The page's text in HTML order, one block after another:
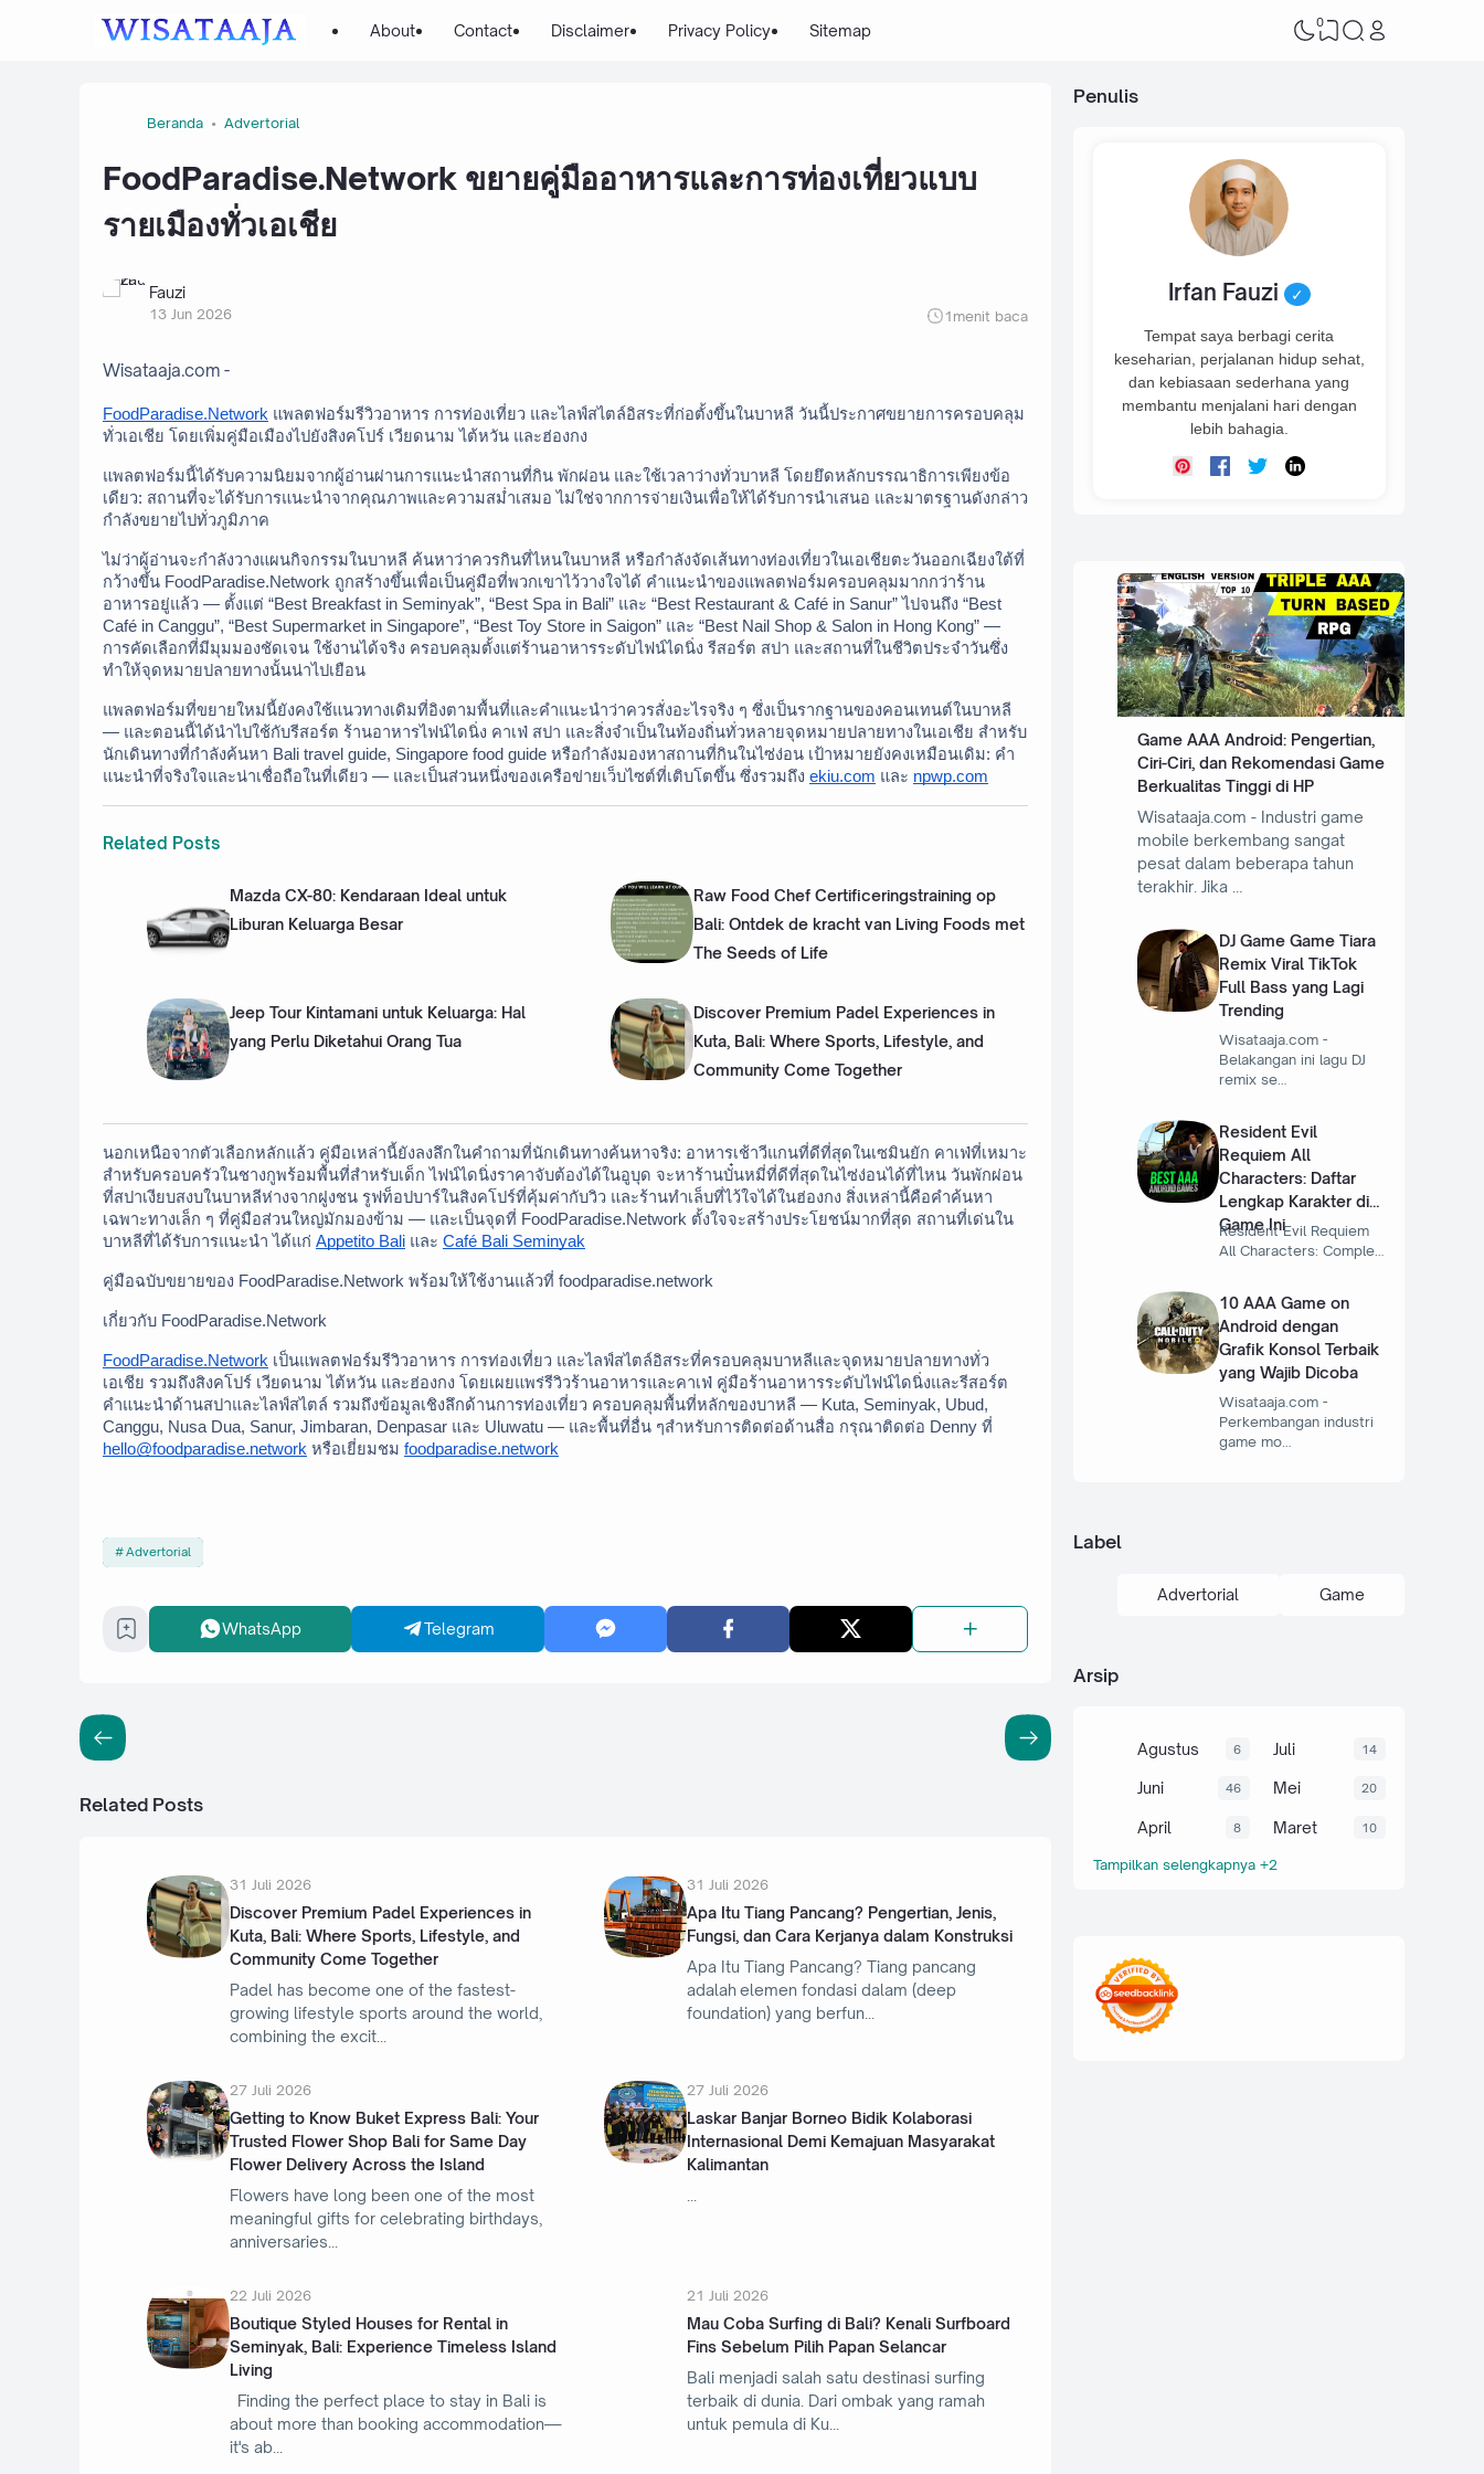
About Contact Disclaimer Privacy Policy Sitemap 0
Beranda Advertorial
FoodParadise.Network ขยายคู่มืออาหารและการท่องเที่ยวแบบ
รายเมืองทั่วเอเชีย
Fauzi
13 Jun 2026 1menit baca
Wisataaja.com -
FoodParadise.Network แพลตฟอร์มรีวิวอาหาร การท่องเที่ยว และไลฟ์สไตล์อิสระที่ก่อตั้งขึ้นในบาหลี วันนี้ประกาศขยายการครอบคลุม
ทั่วเอเชีย โดยเพิ่มคู่มือเมืองไปยังสิงคโปร์ เวียดนาม ไต้หวัน และฮ่องกง
แพลตฟอร์มนี้ได้รับความนิยมจากผู้อ่านผ่านการแนะนำสถานที่กิน พักผ่อน และใช้เวลาว่างทั่วบาหลี โดยยึดหลักบรรณาธิการเพียงข้อ
เดียว: สถานที่จะได้รับการแนะนำจากคุณภาพและความสม่ำเสมอ ไม่ใช่จากการจ่ายเงินเพื่อให้ได้รับการนำเสนอ และมาตรฐานดังกล่าว
กำลังขยายไปทั่วภูมิภาค
ไม่ว่าผู้อ่านจะกำลังวางแผนกิจกรรมในบาหลี ค้นหาว่าควรกินที่ไหนในบาหลี หรือกำลังจัดเส้นทางท่องเที่ยวในเอเชียตะวันออกเฉียงใต้ที่
กว้างขึ้น FoodParadise.Network ถูกสร้างขึ้นเพื่อเป็นคู่มือที่พวกเขาไว้วางใจได้ คำแนะนำของแพลตฟอร์มครอบคลุมมากกว่าร้าน
อาหารอยู่แล้ว — ตั้งแต่ “Best Breakfast in Seminyak”, “Best Spa in Bali” และ “Best Restaurant & Café in Sanur” ไปจนถึง “Best
Café in Canggu”, “Best Supermarket in Singapore”, “Best Toy Store in Saigon” และ “Best Nail Shop & Salon in Hong Kong” —
การคัดเลือกที่มีมุมมองชัดเจน ใช้งานได้จริง ครอบคลุมตั้งแต่ร้านอาหารระดับไฟน์ไดนิ่ง รีสอร์ต สปา และสถานที่ในชีวิตประจำวันซึ่ง
ทำให้จุดหมายปลายทางนั้นน่าไปเยือน
แพลตฟอร์มที่ขยายใหม่นี้ยังคงใช้แนวทางเดิมที่อิงตามพื้นที่และคำแนะนำว่าควรสั่งอะไรจริง ๆ ซึ่งเป็นรากฐานของคอนเทนต์ในบาหลี
— และตอนนี้ได้นำไปใช้กับรีสอร์ต ร้านอาหารไฟน์ไดนิ่ง คาเฟ่ สปา และสิ่งจำเป็นในท้องถิ่นทั่วหลายจุดหมายปลายทางในเอเชีย สำหรับ
นักเดินทางที่กำลังค้นหา Bali travel guide, Singapore food guide หรือกำลังมองหาสถานที่กินในไซ่ง่อน เป้าหมายยังคงเหมือนเดิม: คำ
แนะนำที่จริงใจและน่าเชื่อถือในที่เดียว — และเป็นส่วนหนึ่งของเครือข่ายเว็บไซต์ที่เติบโตขึ้น ซึ่งรวมถึง ekiu.com และ npwp.com
Related Posts
Mazda CX-80: Kendaraan Ideal untuk
Liburan Keluarga Besar
Raw Food Chef Certificeringstraining op
Bali: Ontdek de kracht van Living Foods met
The Seeds of Life
Jeep Tour Kintamani untuk Keluarga: Hal
yang Perlu Diketahui Orang Tua
Discover Premium Padel Experiences in
Kuta, Bali: Where Sports, Lifestyle, and
Community Come Together
นอกเหนือจากตัวเลือกหลักแล้ว คู่มือเหล่านี้ยังลงลึกในคำถามที่นักเดินทางค้นหาจริง: อาหารเช้าวีแกนที่ดีที่สุดในเซมินยัก คาเฟ่ที่เหมาะ
สำหรับครอบครัวในชางกูพร้อมพื้นที่สำหรับเด็ก ไฟน์ไดนิ่งราคาจับต้องได้ในอูบุด จะหาร้านบั๋นหมี่ที่ดีที่สุดในไซ่ง่อนได้ที่ไหน วันพักผ่อน
ที่สปาเงียบสงบในบาหลีห่างจากฝูงชน รูฟท็อปบาร์ในสิงคโปร์ที่คุ้มค่ากับวิว และร้านทำเล็บที่ไว้ใจได้ในฮ่องกง สิ่งเหล่านี้คือคำค้นหา
เฉพาะทางเล็ก ๆ ที่คู่มือส่วนใหญ่มักมองข้าม — และเป็นจุดที่ FoodParadise.Network ตั้งใจจะสร้างประโยชน์มากที่สุด สถานที่เด่นใน
บาหลีที่ได้รับการแนะนำ ได้แก่ Appetito Bali และ Café Bali Seminyak
คู่มือฉบับขยายของ FoodParadise.Network พร้อมให้ใช้งานแล้วที่ foodparadise.network
เกี่ยวกับ FoodParadise.Network
FoodParadise.Network เป็นแพลตฟอร์มรีวิวอาหาร การท่องเที่ยว และไลฟ์สไตล์อิสระที่ครอบคลุมบาหลีและจุดหมายปลายทางทั่ว
เอเชีย รวมถึงสิงคโปร์ เวียดนาม ไต้หวัน และฮ่องกง โดยเผยแพร่รีวิวร้านอาหารและคาเฟ่ คู่มือร้านอาหารระดับไฟน์ไดนิ่งและรีสอร์ต
คำแนะนำด้านสปาและไลฟ์สไตล์ รวมถึงข้อมูลเชิงลึกด้านการท่องเที่ยว ครอบคลุมพื้นที่หลักของบาหลี — Kuta, Seminyak, Ubud,
hello@foodparadise.network หรือเยี่ยมชม foodparadise.network
Advertorial
WhatsApp Telegram
Related Posts
31 Juli 2026
Discover Premium Padel Experiences in
Kuta, Bali: Where Sports, Lifestyle, and
Community Come Together
Padel has become one of the fastest-
growing lifestyle sports around the world,
combining the excit
31 Juli 2026
Apa Itu Tiang Pancang? Pengertian, Jenis,
Fungsi, dan Cara Kerjanya dalam Konstruksi
Apa Itu Tiang Pancang? Tiang pancang
adalah elemen fondasi dalam (deep
foundation) yang berfun
27 Juli 2026
Getting to Know Buket Express Bali: Your
Trusted Flower Shop Bali for Same Day
Flower Delivery Across the Island
Flowers have long been one of the most
meaningful gifts for celebrating birthdays,
anniversaries
27 Juli 2026
Laskar Banjar Borneo Bidik Kolaborasi
Internasional Demi Kemajuan Masyarakat
Kalimantan
22 Juli 2026
Boutique Styled Houses for Rental in
Seminyak, Bali: Experience Timeless Island
Living
Finding the perfect place to stay in Bali is
about more than booking accommodation—
it's ab
21 Juli 2026
Mau Coba Surfing di Bali? Kenali Surfboard
Fins Sebelum Pilih Papan Selancar
Bali menjadi salah satu destinasi surfing
terbaik di dunia. Dari ombak yang ramah
untuk pemula di Ku
Penulis
Irfan Fauzi ✓
Tempat saya berbagi cerita
keseharian, perjalanan hidup sehat,
dan kebiasaan sederhana yang
membantu menjalani hari dengan
lebih bahagia.
Game AAA Android: Pengertian,
Ciri-Ciri, dan Rekomendasi Game
Berkualitas Tinggi di HP
Wisataaja.com - Industri game
mobile berkembang sangat
pesat dalam beberapa tahun
terakhir. Jika …
DJ Game Game Tiara
Remix Viral TikTok
Full Bass yang Lagi
Trending
Wisataaja.com -
Belakangan ini lagu DJ
remix se…
Resident Evil
Requiem All
Characters: Daftar
Lengkap Karakter di
Game Ini
Resident Evil Requiem
All Characters: Comple…
10 AAA Game on
Android dengan
Grafik Konsol Terbaik
yang Wajib Dicoba
Wisataaja.com -
Perkembangan industri
game mo…
Label
Advertorial Game
Arsip
Agustus 6 Juli 14
Juni 46 Mei 20
April 8 Maret 10
Tampilkan selengkapnya +2